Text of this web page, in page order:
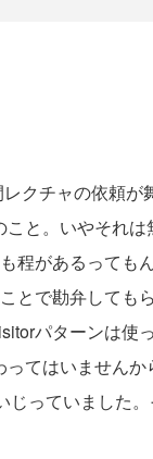
クチャの依頼が
と。いやそれ
程があるっても
とで勘弁しても
パターンは使
てはいません
っていました